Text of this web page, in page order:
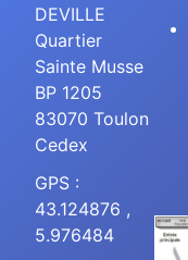
DEVILLE
Quartier
Sainte Musse
BP 1205
83070 Toulon
Cedex
GPS :
43.124876 ,
5.976484